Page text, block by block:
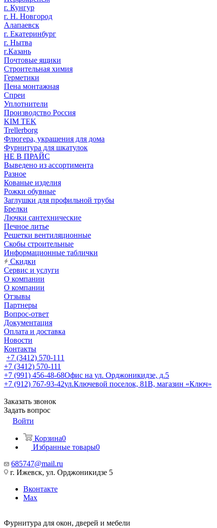
г. Кунгур
г. Н. Новгород
Алапаевск
г. Екатеринбург
г. Нытва
г.Казань
Почтовые ящики
Строительная химия
Герметики
Пена монтажная
Спреи
Уплотнители
Производство Россия
KIM TEK
Trellerborg
Флюгера, украшения для дома
Фурнитура для шкатулок
НЕ В ПРАЙС
Выведено из ассортимента
Разное
Кованые изделия
Рожки обувные
Заглушки для профильной трубы
Брелки
Лючки сантехнические
Печное литье
Решетки вентиляционные
Скобы строительные
Информационные таблички
Скидки
Сервис и услуги
О компании
О компании
Отзывы
Партнеры
Вопрос-ответ
Документация
Оплата и доставка
Новости
Контакты
+7 (3412) 570-111
+7 (3412) 570-111
+7 (991) 456-48-68Офис на ул. Орджоникидзе, д.5
+7 (912) 767-93-42ул.Ключевой поселок, 81В, магазин «Ключ»
Заказать звонок
Задать вопрос
Войти
Корзина0
Избранные товары0
685747@mail.ru
г. Ижевск, ул. Орджоникидзе 5
Вконтакте
Max
Фурнитура для окон, дверей и мебели